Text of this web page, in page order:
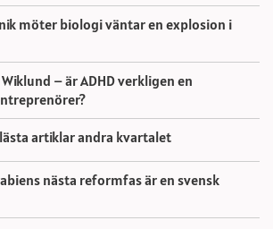
möter biologi väntar en explosion i
– är ADHD verkligen en
artiklar andra kvartalet
nästa reformfas är en svensk